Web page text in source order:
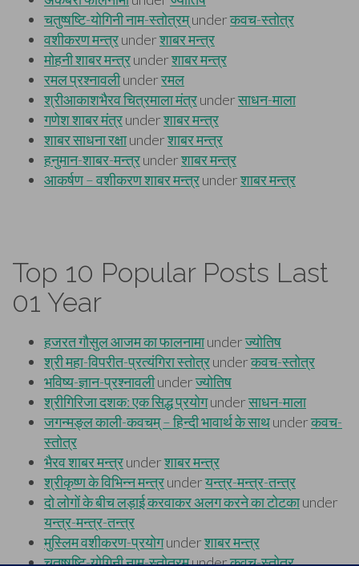
Top 10 Popular Posts Last
01 Year